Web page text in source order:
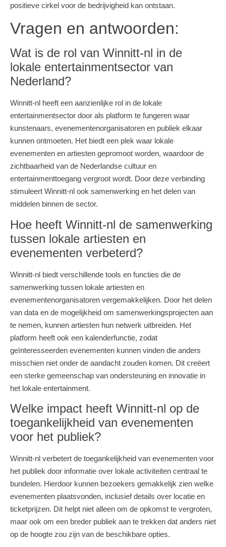
positieve cirkel voor de bedrijvigheid kan ontstaan.
Vragen en antwoorden:
Wat is de rol van Winnitt-nl in de
lokale entertainmentsector van
Nederland?
Winnitt-nl heeft een aanzienlijke rol in de lokale
entertainmentsector door als platform te fungeren waar
kunstenaars, evenementenorganisatoren en publiek elkaar
kunnen ontmoeten. Het biedt een plek waar lokale
evenementen en artiesten gepromoot worden, waardoor de
zichtbaarheid van de Nederlandse cultuur en
entertainmenttoegang vergroot wordt. Door deze verbinding
stimuleert Winnitt-nl ook samenwerking en het delen van
middelen binnen de sector.
Hoe heeft Winnitt-nl de samenwerking
tussen lokale artiesten en
evenementen verbeterd?
Winnitt-nl biedt verschillende tools en functies die de
samenwerking tussen lokale artiesten en
evenementenorganisatoren vergemakkelijken. Door het delen
van data en de mogelijkheid om samenwerkingsprojecten aan
te nemen, kunnen artiesten hun netwerk uitbreiden. Het
platform heeft ook een kalenderfunctie, zodat
geïnteresseerden evenementen kunnen vinden die anders
misschien niet onder de aandacht zouden komen. Dit creëert
een sterke gemeenschap van ondersteuning en innovatie in
het lokale entertainment.
Welke impact heeft Winnitt-nl op de
toegankelijkheid van evenementen
voor het publiek?
Winnitt-nl verbetert de toegankelijkheid van evenementen voor
het publiek door informatie over lokale activiteiten centraal te
bundelen. Hierdoor kunnen bezoekers gemakkelijk zien welke
evenementen plaatsvonden, inclusief details over locatie en
ticketprijzen. Dit helpt niet alleen om de opkomst te vergroten,
maar ook om een breder publiek aan te trekken dat anders niet
op de hoogte zou zijn van de beschikbare opties.